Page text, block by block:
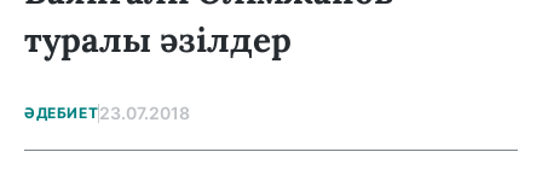
туралы әзілдер
ӘДЕБИЕТ23.07.2018